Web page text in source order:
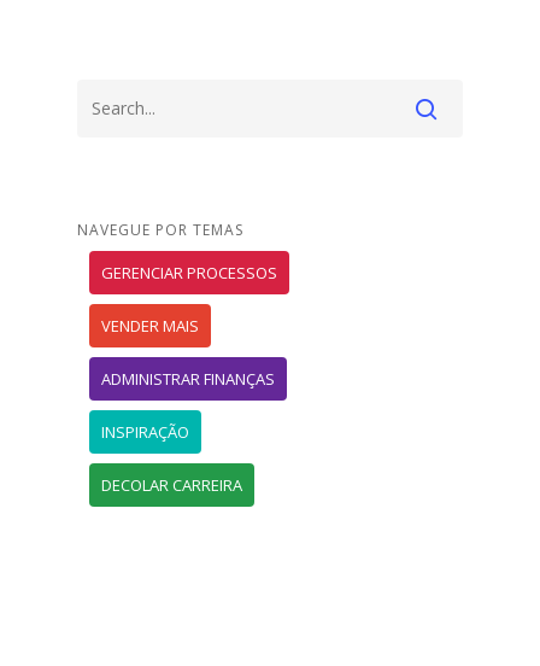
NAVEGUE POR TEMAS
GERENCIAR PROCESSOS
VENDER MAIS
ADMINISTRAR FINANÇAS
INSPIRAÇÃO
DECOLAR CARREIRA